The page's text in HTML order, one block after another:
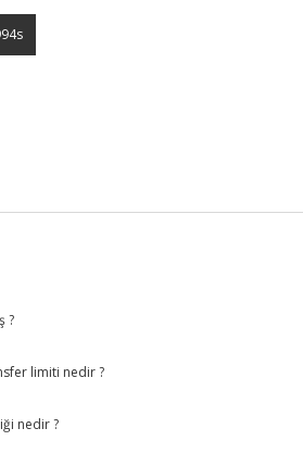
?
limiti nedir ?
nedir ?